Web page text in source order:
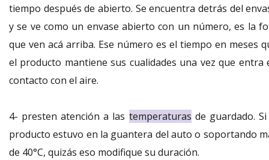
tiempo después de abierto. Se encuentra detrás del
y se ve como un envase abierto con un número, es la
que ven acá arriba. Ese número es el tiempo en meses
el producto mantiene sus cualidades una vez que entra
contacto con el aire.
4- presten atención a las temperaturas de guardado.
producto estuvo en la guantera del auto o soportando
de 40°C, quizás eso modifique su duración.